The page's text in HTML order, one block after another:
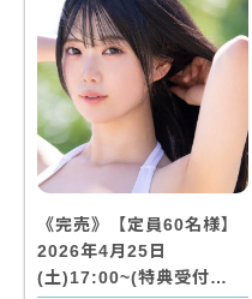
《完売》【定員60名様】
2026年4月25日
(土)17:00~(特典受付…